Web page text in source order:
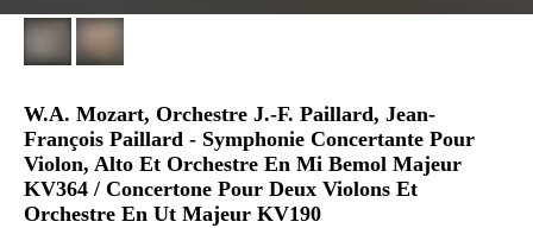
W.A. Mozart, Orchestre J.-F. Paillard, Jean-
François Paillard - Symphonie Concertante Pour
Violon, Alto Et Orchestre En Mi Bemol Majeur
KV364 / Concertone Pour Deux Violons Et
Orchestre En Ut Majeur KV190